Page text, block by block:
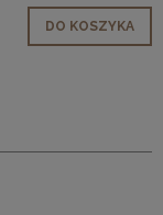
DO KOSZYKA